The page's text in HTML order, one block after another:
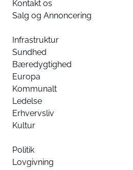
Kontakt os
Salg og Annoncering
Infrastruktur
Sundhed
Bæredygtighed
Europa
Kommunalt
Ledelse
Erhvervsliv
Kultur
Politik
Lovgivning